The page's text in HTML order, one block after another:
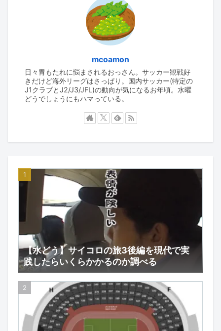
mcoamon
日々胃もたれに悩まされるおっさん。サッカー観戦好
きだけど海外リーグはさっぱり。国内サッカー(特定の
J1クラブとJ2/J3/JFL)の動向が気になるお年頃。水曜
どうでしょうにもハマっている。
【水どう】サイコロの旅3後編を現代で実
践したらいくらかかるのか調べる